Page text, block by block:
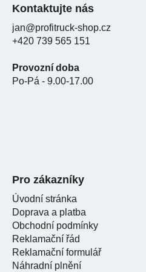
Kontaktujte nás
jan@profitruck-shop.cz
+420 739 565 151
Provozní doba
Po-Pá - 9.00-17.00
Pro zákazníky
Úvodní stránka
Doprava a platba
Obchodní podmínky
Reklamační řád
Reklamační formulář
Náhradní plnění